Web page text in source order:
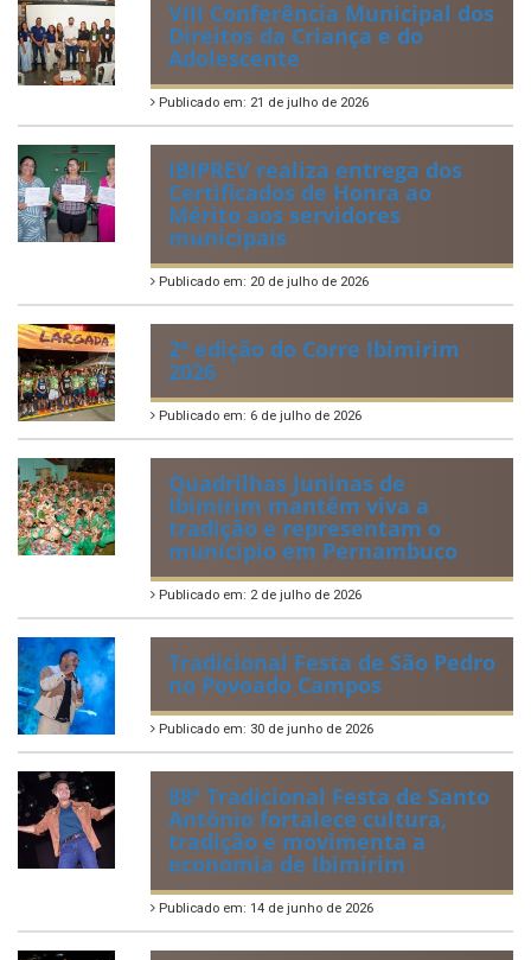
VIII Conferência Municipal dos
Direitos da Criança e do
Adolescente
Publicado em: 21 de julho de 2026
IBIPREV realiza entrega dos
Certificados de Honra ao
Mérito aos servidores
municipais
Publicado em: 20 de julho de 2026
2ª edição do Corre Ibimirim
2026
Publicado em: 6 de julho de 2026
Quadrilhas Juninas de
Ibimirim mantêm viva a
tradição e representam o
munícipio em Pernambuco
Publicado em: 2 de julho de 2026
Tradicional Festa de São Pedro
no Povoado Campos
Publicado em: 30 de junho de 2026
88ª Tradicional Festa de Santo
Antônio fortalece cultura,
tradição e movimenta a
economia de Ibimirim
Publicado em: 14 de junho de 2026